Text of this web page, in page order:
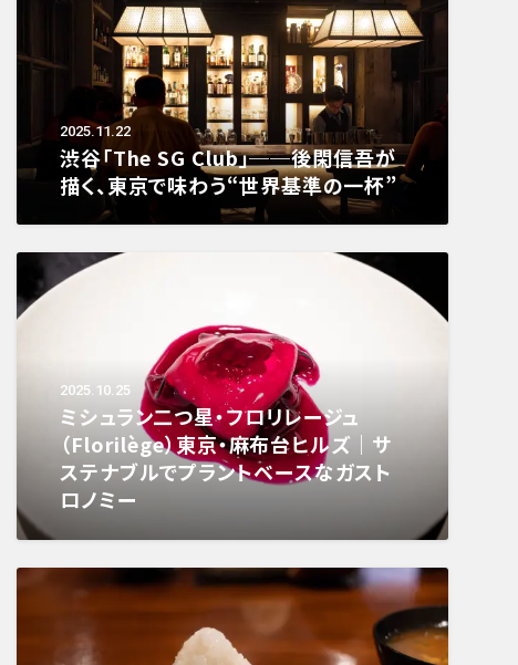
2025.11.22
渋谷「The SG Club」──後閑信吾が
描く、東京で味わう“世界基準の一杯”
2025.10.25
ミシュラン二つ星・フロリレージュ
（Florilège）東京・麻布台ヒルズ｜サ
ステナブルでプラントベースなガスト
ロノミー